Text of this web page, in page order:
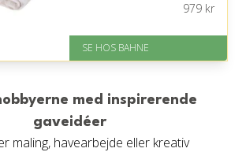
På lager
Levering: 1-3 hverdage
på 4.3 ud af 5
979kr
SE HOS BAHNE
med inspirerende
gaveidéer
maling, havearbejde eller kreativ